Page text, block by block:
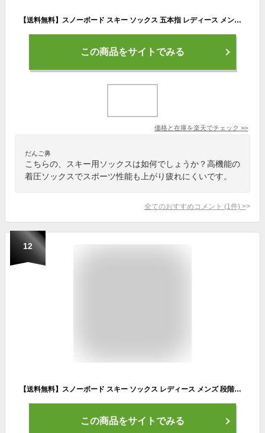
【送料無料】スノーボード スキー ソックス 五本指 レディース メンズ 段階着圧 VAXPOT(バックスポット) ハイソックス VA-1763【靴下 高機能 ソックス メリノウール 使用 スノボ】【スノーボード ウェア ゴーグル グローブ インナー スノーブーツ と一緒に】[返品交換不可]
この商品をサイトでみる
価格と在庫を楽天でチェック >>
だんご鼻
こちらの、スキー用ソックスは如何でしょうか？高機能の
着圧ソックスでスポーツ性能も上がり疲れにくいです。
全てのおすすめコメント (1 件) >
12
【送料無料】スノーボード スキー ソックス レディース メンズ 段階着圧 VAXPOT(バックスポット) ハイソックス VA-1762【靴下 高機能 ソックス メリノウール 使用 スノボ】【スノーボード ウェア ゴーグル グローブ インナー スノーブーツ と一緒に】[返品交換不可]
この商品をサイトでみる